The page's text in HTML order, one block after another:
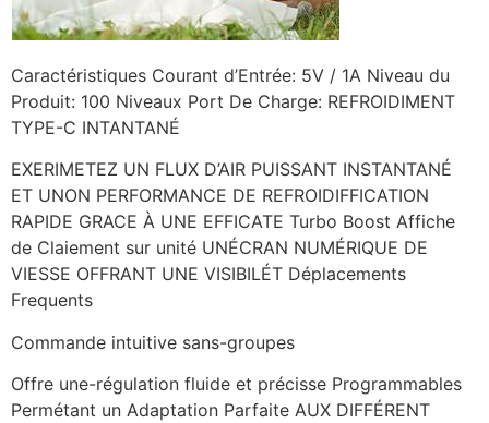
Caractéristiques Courant d’Entrée: 5V / 1A Niveau du
Produit: 100 Niveaux Port De Charge: REFROIDIMENT
TYPE-C INTANTANÉ
EXERIMETEZ UN FLUX D’AIR PUISSANT INSTANTANÉ
ET UNON PERFORMANCE DE REFROIDIFFICATION
RAPIDE GRACE À UNE EFFICATE Turbo Boost Affiche
de Claiement sur unité UNÉCRAN NUMÉRIQUE DE
VIESSE OFFRANT UNE VISIBILÉT Déplacements
Frequents
Commande intuitive sans-groupes
Offre une-régulation fluide et précisse Programmables
Permétant un Adaptation Parfaite AUX DIFFÉRENT